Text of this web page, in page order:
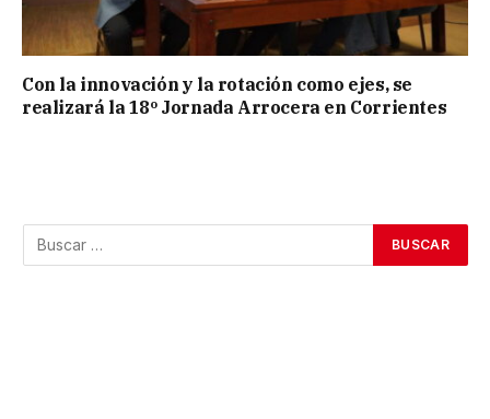
Con la innovación y la rotación como ejes, se
realizará la 18º Jornada Arrocera en Corrientes